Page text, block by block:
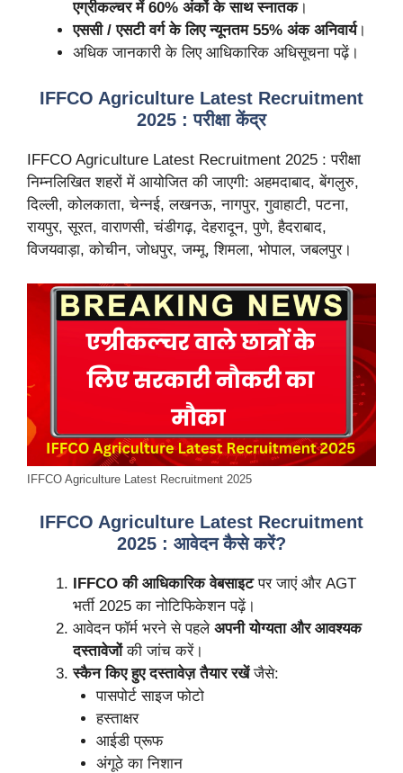
एग्रीकल्चर में 60% अंकों के साथ स्नातक।
एससी / एसटी वर्ग के लिए न्यूनतम 55% अंक अनिवार्य।
अधिक जानकारी के लिए आधिकारिक अधिसूचना पढ़ें।
IFFCO Agriculture Latest Recruitment
2025 : परीक्षा केंद्र
IFFCO Agriculture Latest Recruitment 2025 : परीक्षा
निम्नलिखित शहरों में आयोजित की जाएगी: अहमदाबाद, बेंगलुरु,
दिल्ली, कोलकाता, चेन्नई, लखनऊ, नागपुर, गुवाहाटी, पटना,
रायपुर, सूरत, वाराणसी, चंडीगढ़, देहरादून, पुणे, हैदराबाद,
विजयवाड़ा, कोचीन, जोधपुर, जम्मू, शिमला, भोपाल, जबलपुर।
IFFCO Agriculture Latest Recruitment 2025
IFFCO Agriculture Latest Recruitment
2025 : आवेदन कैसे करें?
IFFCO की आधिकारिक वेबसाइटपर जाएं और AGT
भर्ती 2025 का नोटिफिकेशन पढ़ें।
आवेदन फॉर्म भरने से पहले अपनी योग्यता और आवश्यक
दस्तावेजोंकी जांच करें।
स्कैन किए हुए दस्तावेज़ तैयार रखेंजैसे:
पासपोर्ट साइज फोटो
हस्ताक्षर
आईडी प्रूफ
अंगूठे का निशान